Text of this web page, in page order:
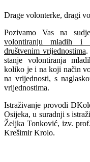
Drage volonterke, dragi
Pozivamo Vas na
volontiranju mladih i
društvenim vrijednostima.
stanje volontiranja
koliko je i na koji način
na vrijednosti, s
vrijednostima.
Istraživanje provodi
Osijeka, u suradnji s
Željka Tonković, izv.
Krešimir Krolo.